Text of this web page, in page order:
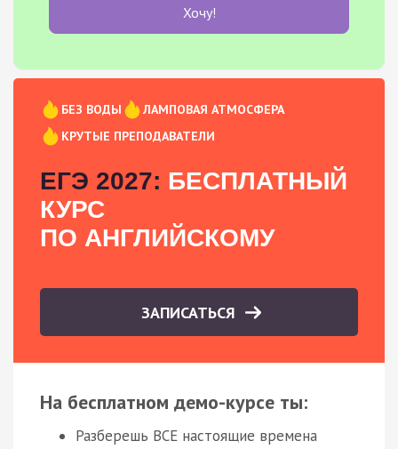
Хочу!
БЕЗ ВОДЫ
ЛАМПОВАЯ АТМОСФЕРА
КРУТЫЕ ПРЕПОДАВАТЕЛИ
ЕГЭ 2027: БЕСПЛАТНЫЙ
КУРС
ПО АНГЛИЙСКОМУ
ЗАПИСАТЬСЯ
На бесплатном демо-курсе ты:
Разберешь ВСЕ настоящие времена